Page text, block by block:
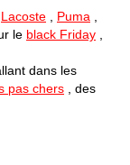
Lacoste Puma
le black Friday
dans les
pas chers , des